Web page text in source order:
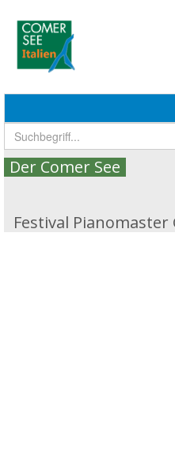
Der Comer See
Festival Pianomaster